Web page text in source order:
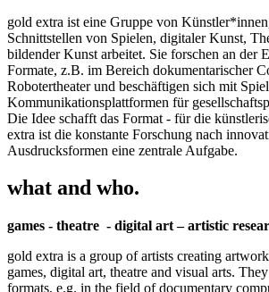
gold extra ist eine Gruppe von
Schnittstellen von Spielen, digitaler Kunst,
bildender Kunst arbeitet. Sie forschen an der
Formate, z.B. im Bereich dokumentarischer
Robotertheater und beschäftigen sich mit
Kommunikationsplattformen für
Die Idee schafft das Format - für die
extra ist die konstante Forschung nach
Ausdrucksformen eine zentrale Aufgabe.
what and who.
games - theatre - digital art – artistic
gold extra is a group of artists creating
games, digital art, theatre and visual arts.
formats, e.g. in the field of documentary